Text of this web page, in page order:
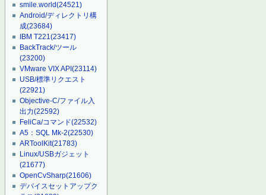
smile.world(24521)
Android/ディレクトリ構
成(23684)
IBM T221(23417)
BackTrack/ツール
(23200)
VMware VIX API(23114)
USB/標準リクエスト
(22921)
Objective-C/ファイル入
出力(22592)
FeliCa/コマンド(22532)
A5：SQL Mk-2(22530)
ARToolKit(21783)
Linux/USBガジェット
(21677)
OpenCvSharp(21606)
デバイスセットアップク